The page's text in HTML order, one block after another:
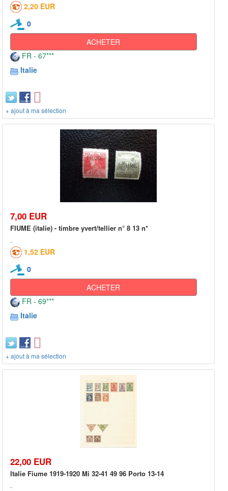
2,20 EUR
0
ACHETER
FR - 67***
Italie
+ ajout à ma sélection
7,00 EUR
FIUME (italie) - timbre yvert/tellier n° 8 13 n*
1,52 EUR
0
ACHETER
FR - 69***
Italie
+ ajout à ma sélection
22,00 EUR
Italie Fiume 1919-1920 Mi 32-41 49 96 Porto 13-14